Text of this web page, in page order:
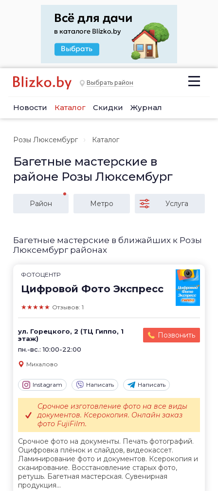
Выбрать район
Новости Каталог Скидки Журнал
Розы Люксембург Каталог
Багетные мастерские в
районе Розы Люксембург
Район Метро Услуга
Багетные мастерские в ближайших к Розы
Люксембург районах
ФОТОЦЕНТР
Цифровой Фото Экспресс
★★★★★ Отзывов: 1
ул. Горецкого, 2 (ТЦ Гиппо, 1
этаж)
пн.-вс.: 10:00-22:00
Позвонить
Михалово
Instagram Написать Написать
Срочное фото на документы. Печать фотографий.
Оцифровка плёнок и слайдов, видеокассет.
Ламинирование фото и документов. Ксерокопия и
сканирование. Восстановление старых фото,
ретушь. Багетная мастерская. Сувенирная
продукция...
Срочное изготовление фото на все виды
документов. Ксерокопия. Онлайн заказ
фото FujiFilm.